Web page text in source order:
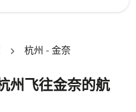
杭州 - 金奈
州飞往金奈的航
。请调整您的筛选条件。